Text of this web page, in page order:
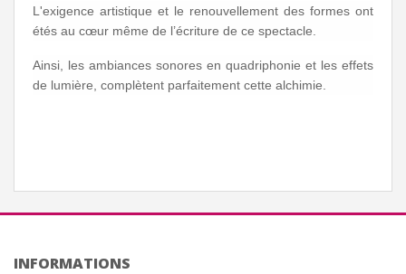
L'exigence artistique et le renouvellement des formes ont
étés au cœur même de l’écriture de ce spectacle.
Ainsi, les ambiances sonores en quadriphonie et les effets
de lumière, complètent parfaitement cette alchimie.
INFORMATIONS